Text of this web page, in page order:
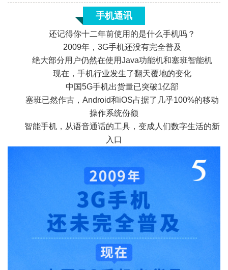
手机通讯
还记得你十二年前使用的是什么手机吗？
2009年，3G手机还没有完全普及
绝大部分用户仍然在使用Java功能机和塞班智能机
现在，手机行业发生了翻天覆地的变化
中国5G手机出货量已突破1亿部
塞班已然作古，Android和iOS占据了几乎100%的移动
操作系统份额
智能手机，从语音通话的工具，变成人们数字生活的新
入口